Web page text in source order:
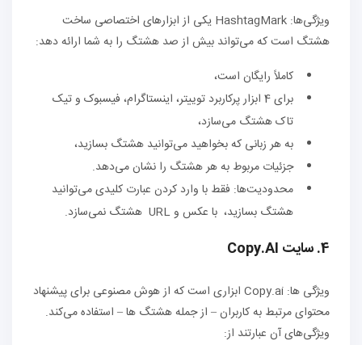
ویژگی‌ها: HashtagMark یکی از ابزارهای اختصاصی ساخت
هشتگ است که می‌تواند بیش از صد هشتگ را به شما ارائه دهد:
کاملاً رایگان است،
برای 4 ابزار پرکاربرد توییتر، اینستاگرام، فیسبوک و تیک
تاک هشتگ می‌سازد،
به هر زبانی که بخواهید می‌توانید هشتگ بسازید،
جزئیات مربوط به هر هشتگ را نشان می‌دهد.
محدودیت‌ها: فقط با وارد کردن عبارت کلیدی می‌توانید
هشتگ بسازید، با عکس و URL هشتگ نمی‌سازد.
4. سایت Copy.AI
ویژگی ها: Copy.ai ابزاری است که از هوش مصنوعی برای پیشنهاد
محتوای مرتبط به کاربران – از جمله هشتگ ها – استفاده می‌کند.
ویژگی‌های آن عبارتند از: